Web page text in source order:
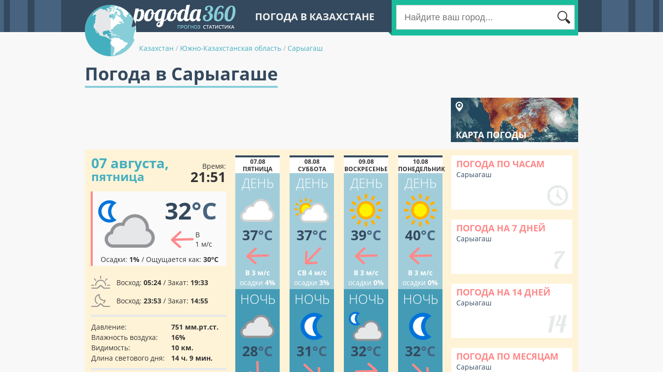
ПОГОДА В КАЗАХСТАНЕ
Казахстан / Южно-Казахстанская область / Сарыагаш
Погода в Сарыагаше
КАРТА ПОГОДЫ
07 августа,
пятница
Время:
21:51
32°C
В
1 м/с
Осадки: 1% / Ощущается как: 30°C
Восход: 05:24 / Закат: 19:33
Восход: 23:53 / Закат: 14:55
Давление:
751 мм.рт.ст.
Влажность воздуха:
16%
Видимость:
10 км.
Длина светового дня:
14 ч. 9 мин.
07.08
ПЯТНИЦА
ДЕНЬ
37°C
В 3 м/с
осадки 4%
НОЧЬ
28°C
08.08
СУББОТА
ДЕНЬ
37°C
СВ 4 м/с
осадки 3%
НОЧЬ
31°C
09.08
ВОСКРЕСЕНЬЕ
ДЕНЬ
39°C
В 3 м/с
осадки 0%
НОЧЬ
32°C
10.08
ПОНЕДЕЛЬНИК
ДЕНЬ
40°C
В 3 м/с
осадки 0%
НОЧЬ
32°C
ПОГОДА ПО ЧАСАМ
Сарыагаш
ПОГОДА НА 7 ДНЕЙ
Сарыагаш
ПОГОДА НА 14 ДНЕЙ
Сарыагаш
ПОГОДА ПО МЕСЯЦАМ
Сарыагаш